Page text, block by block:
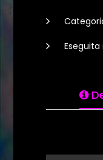
Eseguita